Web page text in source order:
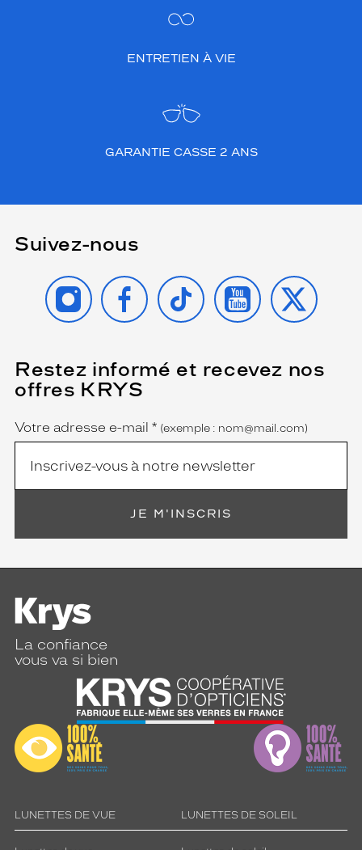
ENTRETIEN À VIE
GARANTIE CASSE 2 ANS
Suivez-nous
INSTAGRAMFACEBOOK
TIKTOK YOUTUBE
X
Restez informé et recevez nos
offres KRYS
Name
Votre adresse e-mail *
(Ce
champ
est
obligatoire)
(exemple : nom@mail.com)
JE M'INSCRIS
La confiance
vous va si bien
LUNETTES DE VUE LUNETTES DE SOLEIL